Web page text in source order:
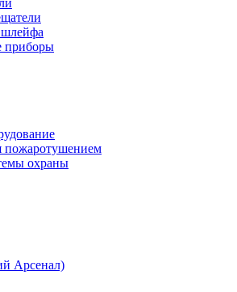
шлейфа
приборы
пожаротушением
охраны
Арсенал)